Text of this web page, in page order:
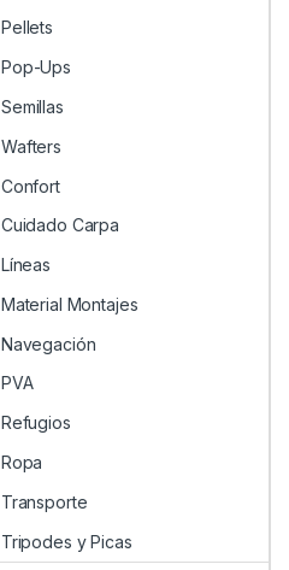
Pellets
Pop-Ups
Semillas
Wafters
Confort
Cuidado Carpa
Líneas
Material Montajes
Navegación
PVA
Refugios
Ropa
Transporte
Tripodes y Picas